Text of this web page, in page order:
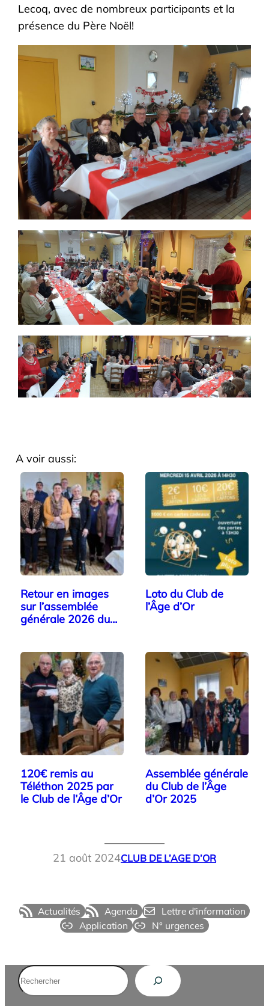
Lecoq, avec de nombreux participants et la
présence du Père Noël!
A voir aussi:
Retour en images
sur l’assemblée
générale 2026 du…
Loto du Club de
l’Âge d’Or
120€ remis au
Téléthon 2025 par
le Club de l’Âge d’Or
Assemblée générale
du Club de l’Âge
d’Or 2025
21 août 2024CLUB DE L’AGE D’OR
Actualités Agenda
Lettre d'information
Application
N° urgences
Rechercher